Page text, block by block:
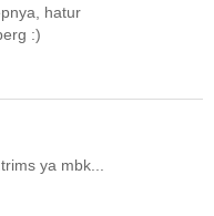
hatur
:)
ya mbk...